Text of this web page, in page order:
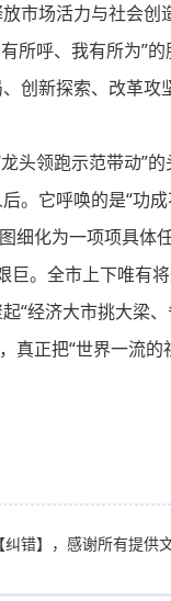
市场活力与社会创
呼、我有所为”
创新探索、改革
领跑示范带动”
它呼唤的是“功成
细化为一项项具体
。全市上下唯有
“经济大市挑大梁
真正把“世界一流
【纠错】 ，感谢所有提供